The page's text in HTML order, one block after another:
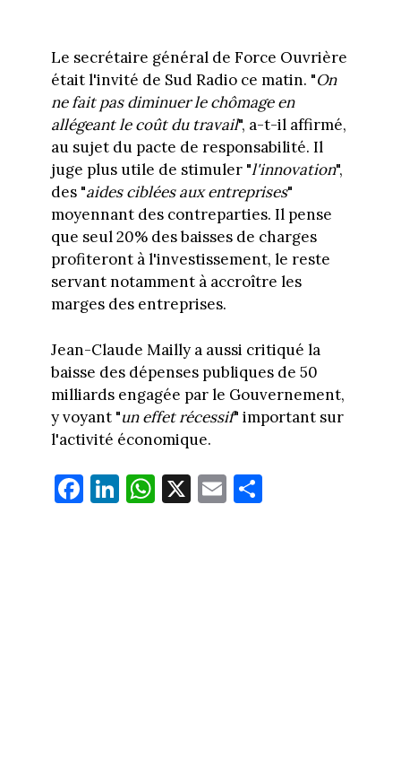
Le secrétaire général de Force Ouvrière
était l'invité de Sud Radio ce matin. "On
ne fait pas diminuer le chômage en
allégeant le coût du travail", a-t-il affirmé,
au sujet du pacte de responsabilité. Il
juge plus utile de stimuler "l'innovation",
des "aides ciblées aux entreprises"
moyennant des contreparties. Il pense
que seul 20% des baisses de charges
profiteront à l'investissement, le reste
servant notamment à accroître les
marges des entreprises.
Jean-Claude Mailly a aussi critiqué la
baisse des dépenses publiques de 50
milliards engagée par le Gouvernement,
y voyant "un effet récessif" important sur
l'activité économique.
Fa
ce
Li
nk
W
ha
X E
m
Pa
rt